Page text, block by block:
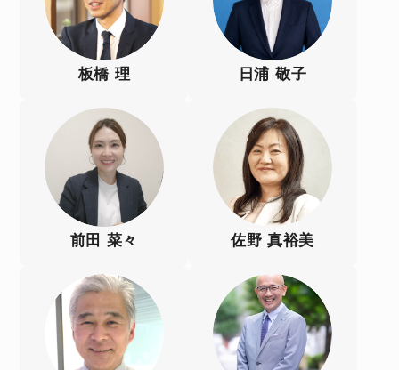
板橋 理 日浦 敬子
前田 菜々 佐野 真裕美